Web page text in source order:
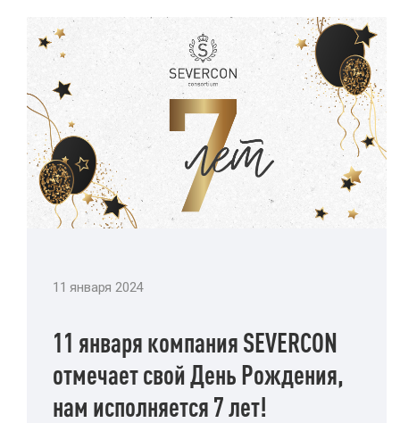
11 января 2024
11 января компания SEVERCON
отмечает свой День Рождения,
нам исполняется 7 лет!